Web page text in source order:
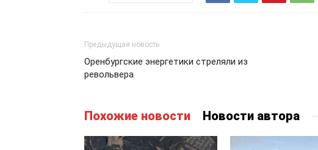
Предыдущая новость
Оренбургские энергетики стреляли из
револьвера
Похожие новости Новости автора